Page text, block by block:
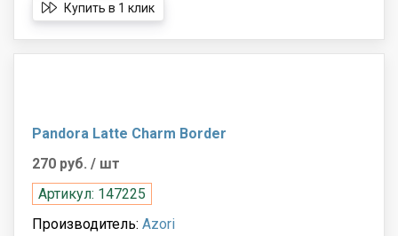
Купить в 1 клик
Pandora Latte Charm Border
270 руб. / шт
Артикул: 147225
Производитель: Azori